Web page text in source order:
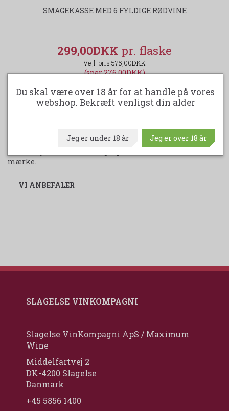
SMAGEKASSE MED 6 FYLDIGE RØDVINE
299,00DKK
575,00DKK
(spar 276,00DKK)
LÆG I KURV
mærke.
VI ANBEFALER
SLAGELSE VINKOMPAGNI
Slagelse VinKompagni ApS / Maximum
Wine
Middelfartvej 2
DK-4200 Slagelse
Danmark
+45 5856 1400
Du skal være over 18 år for at handle på vores
webshop. Bekræft venligst din alder
Jeg er under 18 år Jeg er over 18 år